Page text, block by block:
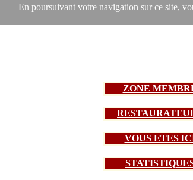
En poursuivant votre navigation sur ce site,
ZONE
VOUS ETES